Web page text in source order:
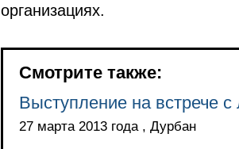
организациях.
Смотрите также:
Выступление на встрече
27 марта 2013 года , Дурбан